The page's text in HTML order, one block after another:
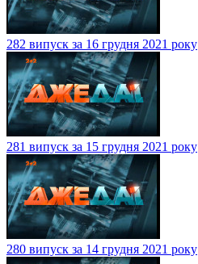
282 випуск за 16 грудня 2021 року
281 випуск за 15 грудня 2021 року
280 випуск за 14 грудня 2021 року